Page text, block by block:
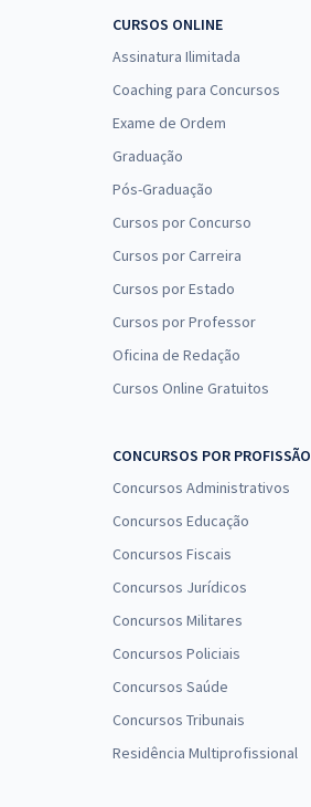
CURSOS ONLINE
Assinatura Ilimitada
Coaching para Concursos
Exame de Ordem
Graduação
Pós-Graduação
Cursos por Concurso
Cursos por Carreira
Cursos por Estado
Cursos por Professor
Oficina de Redação
Cursos Online Gratuitos
CONCURSOS POR PROFISSÃO
Concursos Administrativos
Concursos Educação
Concursos Fiscais
Concursos Jurídicos
Concursos Militares
Concursos Policiais
Concursos Saúde
Concursos Tribunais
Residência Multiprofissional